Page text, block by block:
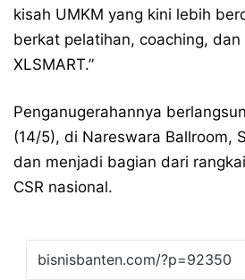
kisah UMKM yang kini lebih
berkat pelatihan, coaching,
XLSMART.”
Penganugerahannya
(14/5), di Nareswara Ballroom,
dan menjadi bagian dari
CSR nasional.